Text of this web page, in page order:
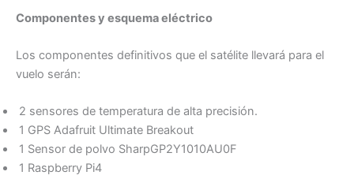
Componentes y esquema eléctrico
Los componentes definitivos que el satélite llevará para el
vuelo serán:
2 sensores de temperatura de alta precisión.
1 GPS Adafruit Ultimate Breakout
1 Sensor de polvo SharpGP2Y1010AU0F
1 Raspberry Pi4